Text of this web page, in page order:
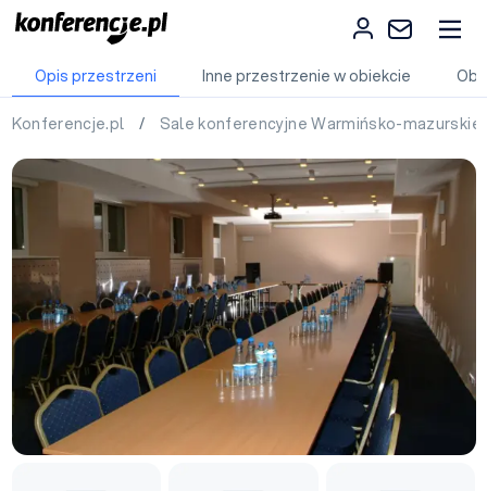
Opis przestrzeni Inne przestrzenie w obiekcie
Konferencje.pl / Sale konferencyjne Warmińsko-mazurskie